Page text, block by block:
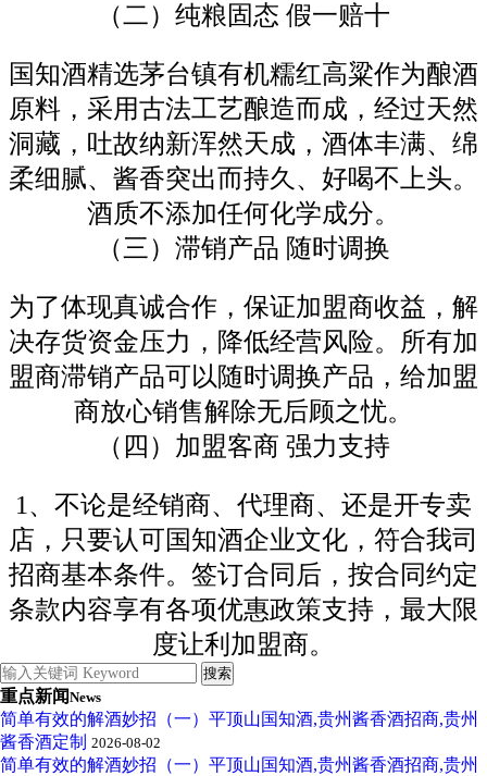
（二）纯粮固态 假一赔十
国知酒精选茅台镇有机糯红高粱作为酿酒
原料，采用古法工艺酿造而成，经过天然
洞藏，吐故纳新浑然天成， 酒体丰满、绵
柔细腻、酱香突出而持久、好喝不上头。
酒质不添加任何化学成分。
（三）滞销产品 随时调换
为了体现真诚合作，保证加盟商收益，解
决存货资金压力，降低经营风险。所有加
盟商滞销产品可以随时调换产品，给加盟
商放心销售解除无后顾之忧。
（四） 加盟客商 强力支持
1、 不论是经销商、代理商、还是开专卖
店，只要认可国知酒企业文化，符合我司
招商基本条件。签订合同后，按合同约定
条款内容享有各项优惠政策支持，最大限
度让利加盟商。
重点新闻News
简单有效的解酒妙招（一）平顶山国知酒,贵州酱香酒招商,贵州
酱香酒定制 2026-08-02
简单有效的解酒妙招（一）平顶山国知酒,贵州酱香酒招商,贵州